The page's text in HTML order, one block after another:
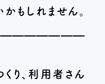
もしれません。
り、利用者さん